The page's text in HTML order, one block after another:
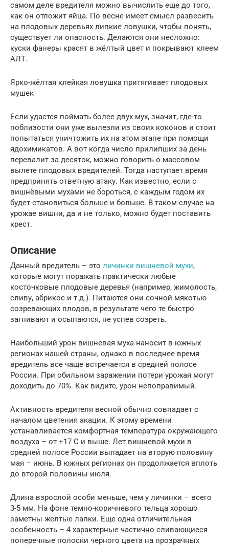
самом деле вредителя можно вычислить еще до того,
как он отложит яйца. По весне имеет смысл развесить
на плодовых деревьях липкие ловушки, чтобы понять,
существует ли опасность. Делаются они несложно:
куски фанеры красят в жёлтый цвет и покрывают клеем
АЛТ.
Ярко-жёлтая клейкая ловушка притягивает плодовых
мушек
Если удастся поймать более двух мух, значит, где-то
поблизости они уже вылезли из своих коконов и стоит
попытаться уничтожить их на этом этапе при помощи
ядохимикатов. А вот когда число прилипших за день
перевалит за десяток, можно говорить о массовом
вылете плодовых вредителей. Тогда наступает время
предпринять ответную атаку. Как известно, если с
вишнёвыми мухами не бороться, с каждым годом их
будет становиться больше и больше. В таком случае на
урожае вишни, да и не только, можно будет поставить
крест.
Описание
Данный вредитель – это личинки вишневой мухи,
которые могут поражать практически любые
косточковые плодовые деревья (например, жимолость,
сливу, абрикос и т.д.). Питаются они сочной мякотью
созревающих плодов, в результате чего те быстро
загнивают и осыпаются, не успев созреть.
Наибольший урон вишневая муха наносит в южных
регионах нашей страны, однако в последнее время
вредитель все чаще встречается в средней полосе
России. При обильном заражении потери урожая могут
доходить до 70%. Как видите, урон непоправимый.
Активность вредителя весной обычно совпадает с
началом цветения акации. К этому времени
устанавливается комфортная температура окружающего
воздуха – от +17 C и выше. Лет вишневой мухи в
средней полосе России выпадает на вторую половину
мая – июнь. В южных регионах он продолжается вплоть
до второй половины июля.
Длина взрослой особи меньше, чем у личинки – всего
3-5 мм. На фоне темно-коричневого тельца хорошо
заметны желтые лапки. Еще одна отличительная
особенность – 4 характерные частично сливающиеся
поперечные полоски черного цвета на прозрачных